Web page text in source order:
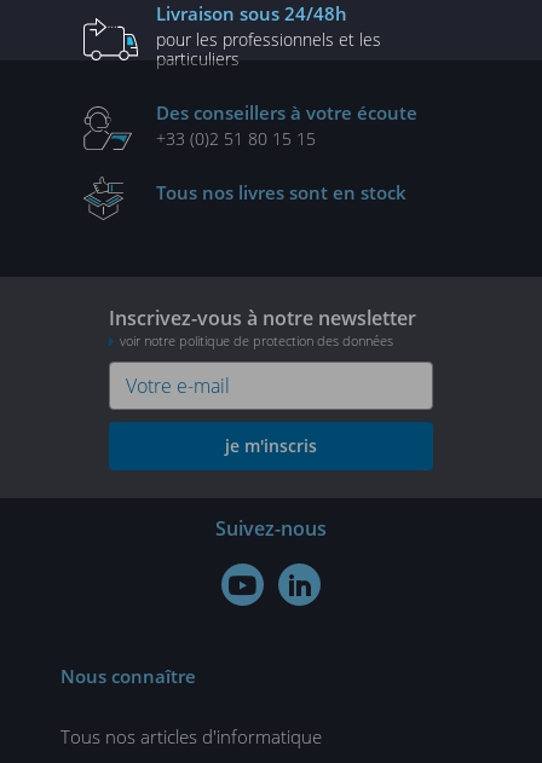
Livraison sous 24/48h
pour les professionnels et les
particuliers
Des conseillers à votre écoute
+33 (0)2 51 80 15 15
Tous nos livres sont en stock
Inscrivez-vous à notre newsletter
voir notre politique de protection des données
je m'inscris
Suivez-nous
 
Nous connaître
Tous nos articles d'informatique